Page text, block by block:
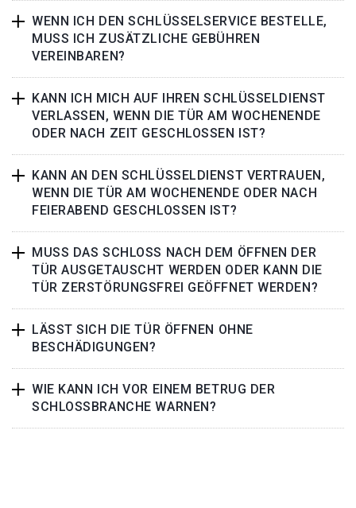
WENN ICH DEN SCHLÜSSELSERVICE BESTELLE,
MUSS ICH ZUSÄTZLICHE GEBÜHREN
VEREINBAREN?
KANN ICH MICH AUF IHREN SCHLÜSSELDIENST
VERLASSEN, WENN DIE TÜR AM WOCHENENDE
ODER NACH ZEIT GESCHLOSSEN IST?
KANN AN DEN SCHLÜSSELDIENST VERTRAUEN,
WENN DIE TÜR AM WOCHENENDE ODER NACH
FEIERABEND GESCHLOSSEN IST?
MUSS DAS SCHLOSS NACH DEM ÖFFNEN DER
TÜR AUSGETAUSCHT WERDEN ODER KANN DIE
TÜR ZERSTÖRUNGSFREI GEÖFFNET WERDEN?
LÄSST SICH DIE TÜR ÖFFNEN OHNE
BESCHÄDIGUNGEN?
WIE KANN ICH VOR EINEM BETRUG DER
SCHLOSSBRANCHE WARNEN?